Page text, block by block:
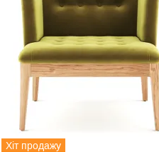
Хіт продажу